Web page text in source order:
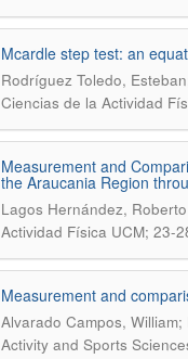
Mcardle step test: an
Rodríguez Toledo,
Ciencias de la Actividad
Measurement and
the Araucania Region
Lagos Hernández,
Actividad Física UCM; 23-
Measurement and
Alvarado Campos,
Activity and Sports